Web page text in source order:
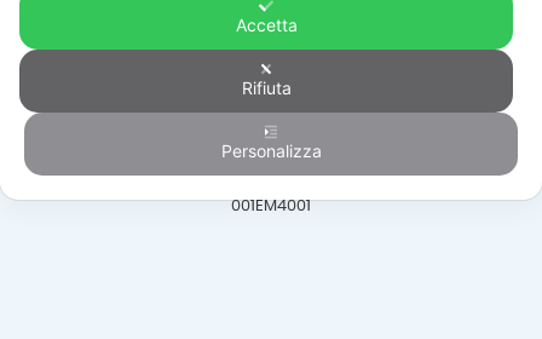
Automazione
HOME/PRODOTTI/AUTOMAZIONE/PORTE BASCULANTI SEZIONALI/
001EM4001
Accetta
Rifiuta
Personalizza